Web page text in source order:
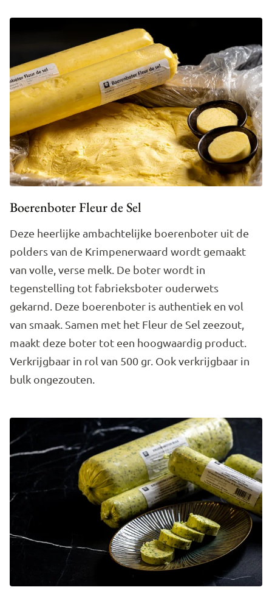
Boerenboter Fleur de Sel
Deze heerlijke ambachtelijke boerenboter uit de
polders van de Krimpenerwaard wordt gemaakt
van volle, verse melk. De boter wordt in
tegenstelling tot fabrieksboter ouderwets
gekarnd. Deze boerenboter is authentiek en vol
van smaak. Samen met het Fleur de Sel zeezout,
maakt deze boter tot een hoogwaardig product.
Verkrijgbaar in rol van 500 gr. Ook verkrijgbaar in
bulk ongezouten.